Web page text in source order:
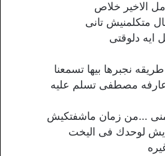
الاخير خلاص
متكلمنيش تانى
دلوقتى
نجبرها بيها تسمعنا
مصطفى تسلم عليه
…من زمان ماشفتكيش
لوحدك فى اليخت